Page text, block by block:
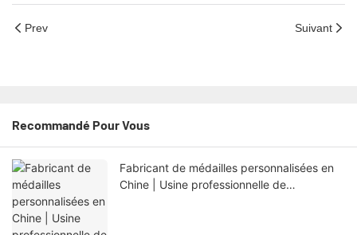
Prev Suivant
Recommandé Pour Vous
Fabricant de médailles personnalisées en
Chine | Usine professionnelle de